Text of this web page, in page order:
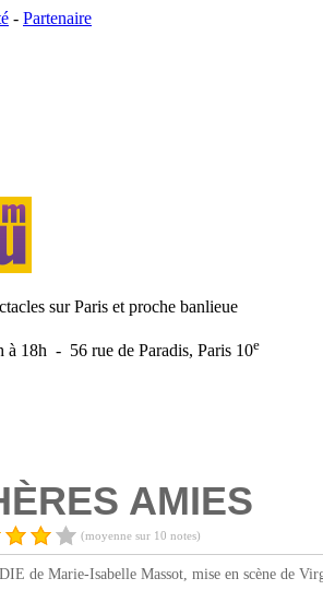
- Partenaire
sur Paris et proche banlieue
à 18h - 56 rue de Paradis, Paris 10e
AMIES
(moyenne sur 10 notes)
de Marie-Isabelle Massot, mise en scène de